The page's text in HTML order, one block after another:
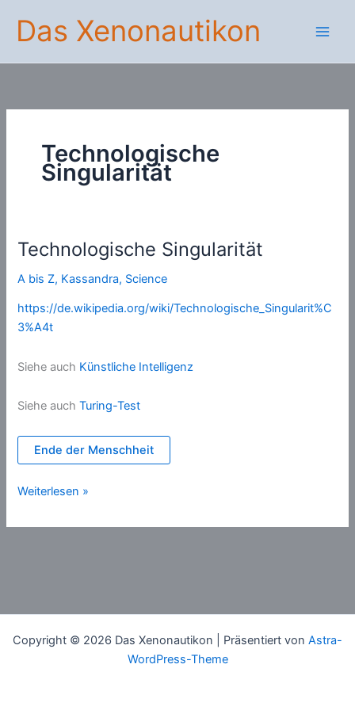
Inhalt
springen
Das Xenonautikon
Technologische
Singularität
Technologische Singularität
A bis Z, Kassandra, Science
https://de.wikipedia.org/wiki/Technologische_Singularit%C
3%A4t
Siehe auch Künstliche Intelligenz
Siehe auchTuring-Test
Ende der Menschheit
Technologische
Weiterlesen »
Copyright © 2026 Das Xenonautikon | Präsentiert von Astra-
WordPress-Theme